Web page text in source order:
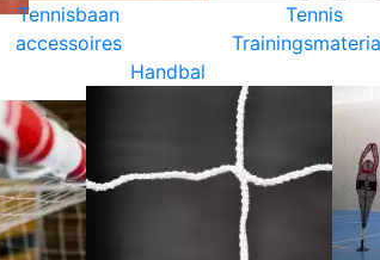
Tennisbaan
accessoires
Tennis
Handbal